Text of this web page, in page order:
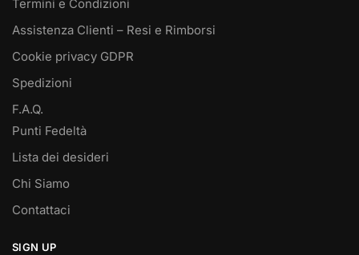
Termini e Condizioni
Assistenza Clienti – Resi e Rimborsi
Cookie privacy GDPR
Spedizioni
F.A.Q.
Punti Fedeltà
Lista dei desideri
Chi Siamo
Contattaci
SIGN UP